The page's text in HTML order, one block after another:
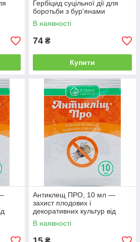
Гербіцид суцільної дії для
боротьби з бур'янами
В наявності
74 ₴
Купити
Антиклещ ПРО, 10 мл —
захист плодових і
декоративних культур від
кліщів, Прикрашить
В наявності